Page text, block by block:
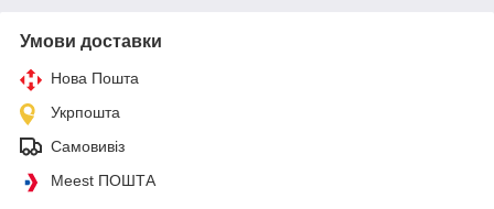
Умови доставки
Нова Пошта
Укрпошта
Самовивіз
Meest ПОШТА